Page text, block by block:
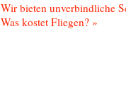
Wir bieten unverbindliche
Was kostet Fliegen? »